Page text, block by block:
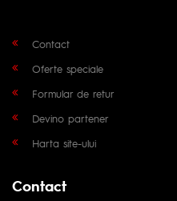
Contact
Oferte speciale
Formular de retur
Devino partener
Harta site-ului
Contact